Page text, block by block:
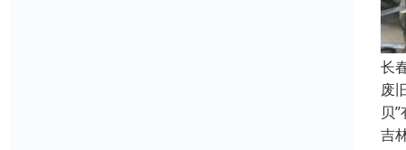
长
废
贝
吉